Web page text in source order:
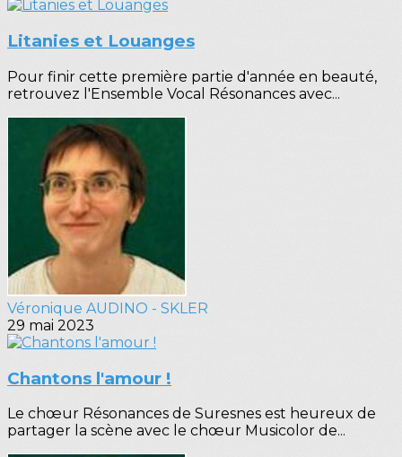
Litanies et Louanges
Pour finir cette première partie d'année en beauté,
retrouvez l'Ensemble Vocal Résonances avec...
Véronique AUDINO - SKLER
29 mai 2023
Chantons l'amour !
Le chœur Résonances de Suresnes est heureux de
partager la scène avec le chœur Musicolor de...